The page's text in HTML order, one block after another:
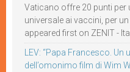
Vaticano offre 20 punti per
universale ai vaccini, per
appeared first on ZENIT -
LEV: “Papa Francesco.
dell’omonimo film di Wim